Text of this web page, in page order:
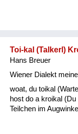
Toi-kal (Talkerl)
Hans Breuer
Wiener Dialekt
woat, du toikal
host do a kroikal
Teilchen im